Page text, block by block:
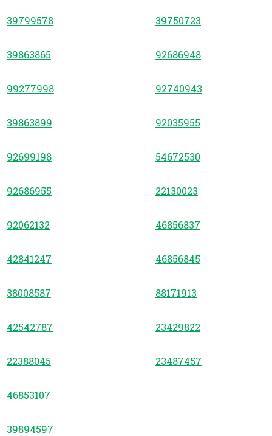
39799578 39750723
39863865 92686948
99277998 92740943
39863899 92035955
92699198 54672530
92686955 22130023
92062132 46856837
42841247 46856845
38008587 88171913
42542787 23429822
22388045 23487457
46853107
39894597